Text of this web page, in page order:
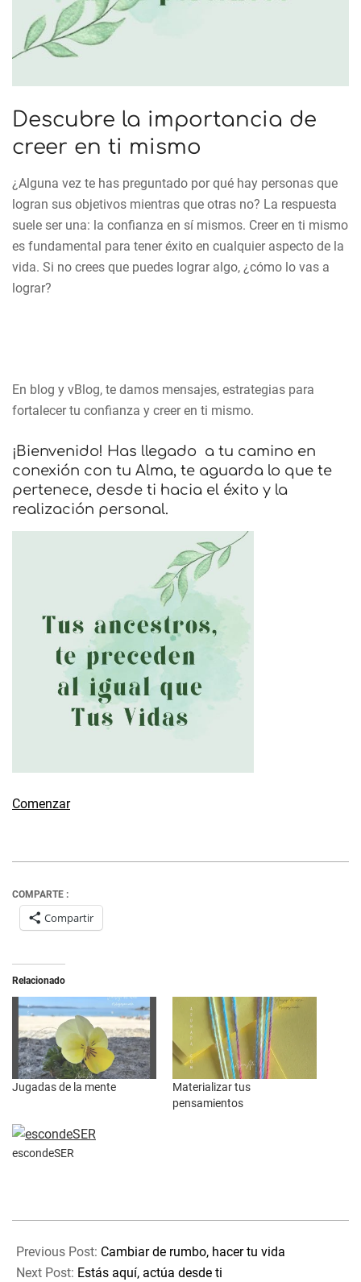
Descubre la importancia de
creer en ti mismo
¿Alguna vez te has preguntado por qué hay personas que
logran sus objetivos mientras que otras no? La respuesta
suele ser una: la confianza en sí mismos. Creer en ti mismo
es fundamental para tener éxito en cualquier aspecto de la
vida. Si no crees que puedes lograr algo, ¿cómo lo vas a
lograr?
En blog y vBlog, te damos mensajes, estrategias para
fortalecer tu confianza y creer en ti mismo.
¡Bienvenido! Has llegado a tu camino en
conexión con tu Alma, te aguarda lo que te
pertenece, desde ti hacia el éxito y la
realización personal.
Comenzar
COMPARTE :
Compartir
Relacionado
Jugadas de la mente
Materializar tus
pensamientos
escondeSER
05-
12
Previous Post: Cambiar de rumbo, hacer tu vida
Next Post: Estás aquí, actúa desde ti